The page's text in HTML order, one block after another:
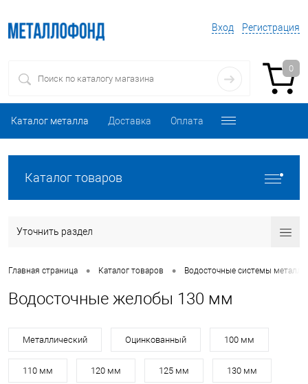
Вход Регистрация
0
Каталог металла Доставка Оплата
Каталог товаров
Уточнить раздел
Главная страница • Каталог товаров • Водосточные системы
Водосточные желобы 130 мм
Металлический Оцинкованный 100 мм
110 мм 120 мм 125 мм 130 мм